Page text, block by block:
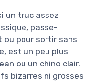
un truc assez
passe-
pour sortir sans
est un peu plus
ou un chino clair.
bizarres ni grosses